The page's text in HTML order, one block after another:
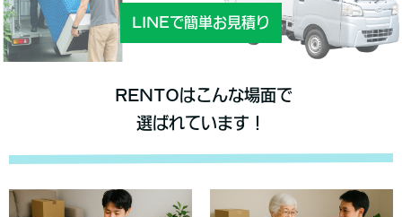
LINEで簡単お見積り
RENTOはこんな場面で
選ばれています！